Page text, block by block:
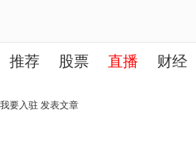
推荐 股票 直播 财经
理财 行业
我要入驻 发表文章